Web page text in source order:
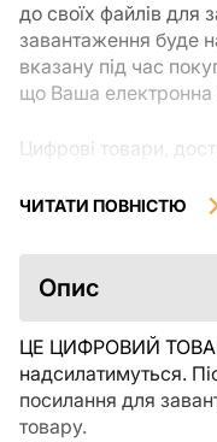
до своїх файлів для
завантаження буде
вказану під час
що Ваша електронна
Цифрові товари,
після їх
уточнюючі питання
виникли проблеми
ЧИТАТИ ПОВНІСТЮ
Опис
ЦЕ ЦИФРОВИЙ ТОВАР
надсилатимуться.
посилання для
товару.